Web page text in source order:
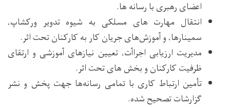
اعضای رهبری با رسانه ها.
انتقال مهارت های مسلکی به شیوه تدویر ورکشاپ،
سمینارها، و آموزش‌های جریان کار به کارکنان تحت اثر.
مدیریت ارزیابی اجراآت، تعیین نیازهای آموزشی و ارتقای
ظرفیت کارکنان و بخش های تحت اثر.
تأمین ارتباط کاری با تمامی رسانه‌ها جهت پخش و نشر
گزارشات تصحیح شده.